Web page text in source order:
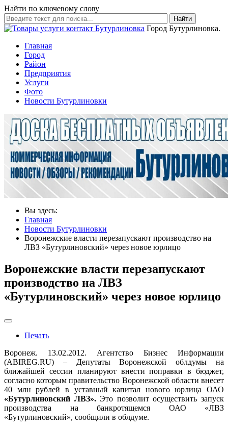
Найти по ключевому слову
Найти
Город Бутурлиновка.
Главная
Город
Район
Предприятия
Услуги
Фото
Новости Бутурлиновки
Вы здесь:
Главная
Новости Бутурлиновки
Воронежские власти перезапускают производство на
ЛВЗ «Бутурлиновский» через новое юрлицо
Воронежские власти перезапускают
производство на ЛВЗ
«Бутурлиновский» через новое юрлицо
Печать
Воронеж. 13.02.2012. Агентство Бизнес Информации
(ABIREG.RU) – Депутаты Воронежской облдумы на
ближайшей сессии планируют внести поправки в бюджет,
согласно которым правительство Воронежской области внесет
40 млн рублей в уставный капитал нового юрлица ОАО
«Бутурлиновский ЛВЗ».Это позволит осуществить запуск
производства на банкротящемся ОАО «ЛВЗ
«Бутурлиновский», сообщили в облдуме.